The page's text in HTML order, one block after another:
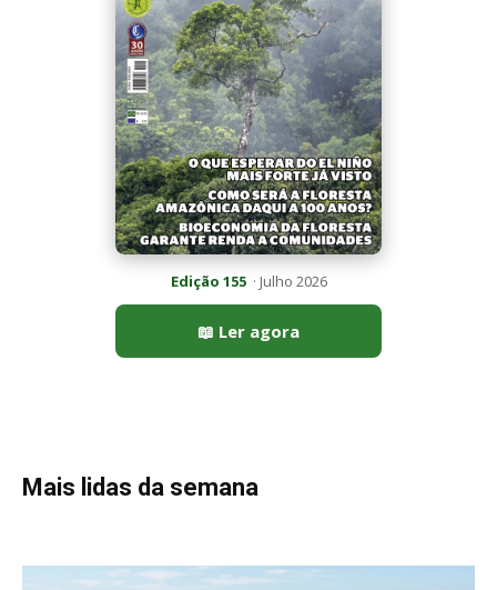
Mais lidas da semana
Peixe-lua emerge horizontalmente na superfície oceânica para
permitir que aves marinhas removam ectoparasitas